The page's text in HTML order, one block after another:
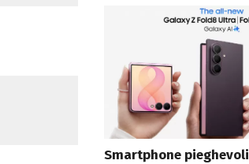
Smartphone pieghevoli